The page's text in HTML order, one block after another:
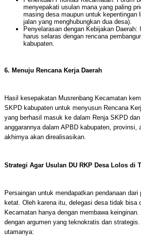
menyepakati usulan mana yang paling
masing desa maupun untuk kepentingan
jalan yang menghubungkan dua desa).
Penyelarasan dengan Kebijakan Daerah:
harus selaras dengan rencana
kabupaten.
6. Menuju Rencana Kerja Daerah
Hasil kesepakatan Musrenbang Kecamatan
SKPD kabupaten untuk menyusun Rencana
yang berhasil masuk ke dalam Renja SKPD
anggarannya dalam APBD kabupaten, provinsi,
akhirnya akan direalisasikan.
Strategi Agar Usulan DU RKP Desa Lolos di
Persaingan untuk mendapatkan pendanaan
ketat. Oleh karena itu, delegasi desa tidak bisa
Kecamatan hanya dengan membawa
dengan argumen yang teknokratis dan
utamanya: